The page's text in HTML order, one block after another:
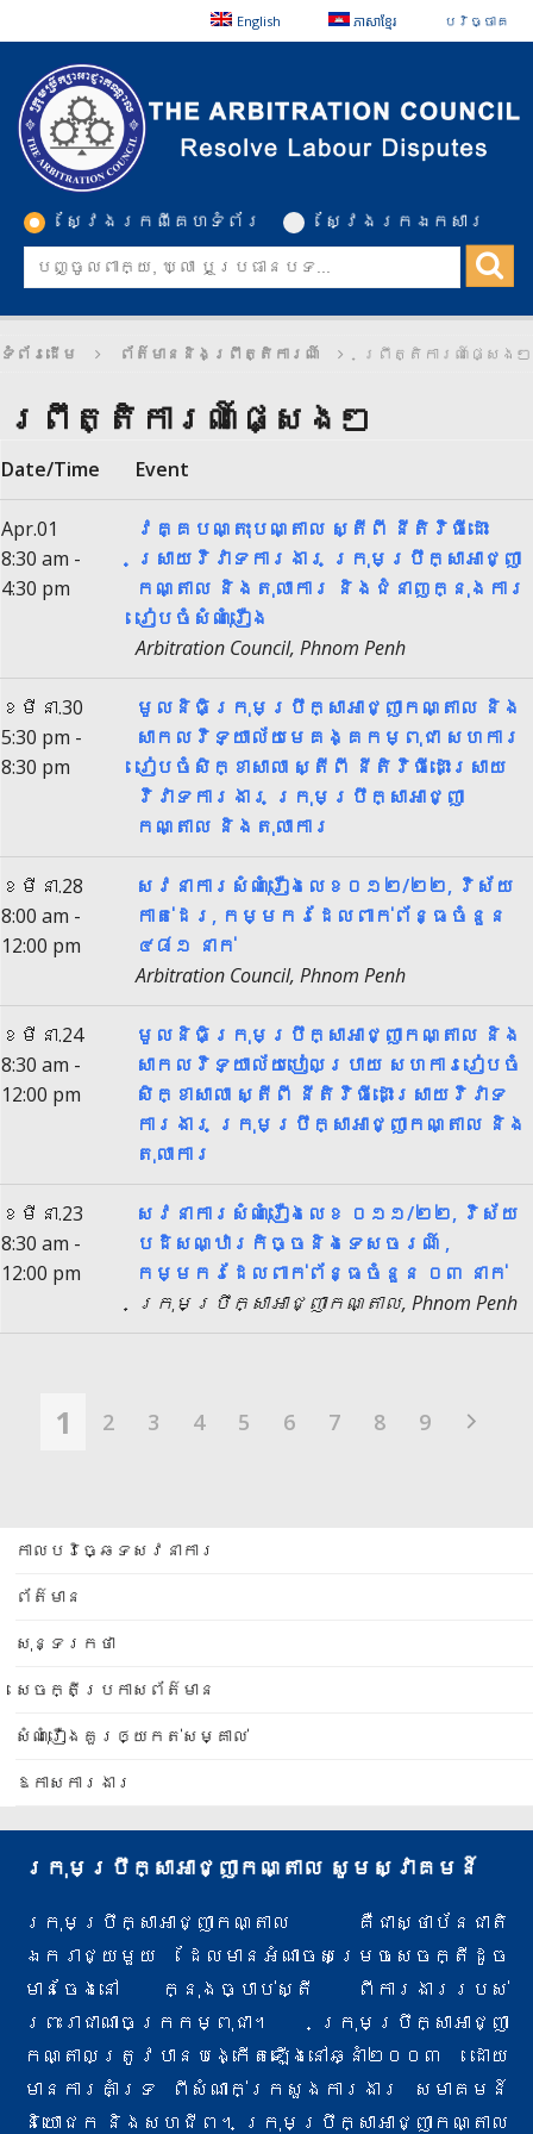
English ភាសាខ្មែរ បរិច្ចាគ
ស្វែងរកពីគេហទំព័រ ស្វែងរកឯកសារ
ទំព័រដើម ព័ត៌មាននិងព្រឹត្តិការណ៍ ព្រឹត្តិការណ៍ផ្សេងៗ
ព្រឹត្តិការណ៍ផ្សេងៗ
Date/Time Event
Apr.01
8:30 am -
4:30 pm
វគ្គបណ្តុះបណ្តាល ស្តីពី នីតិវិធីដោះ
ស្រាយ​វិវាទការងារ ក្រុមប្រឹក្សាអាជ្ញា
កណ្តាល និងតុលាការ និងជំនាញក្នុងការ
រៀបចំសំណុំរឿង
Arbitration Council, Phnom Penh
ខែមីនា.30
5:30 pm -
8:30 pm
មូលនិធិក្រុមប្រឹក្សាអាជ្ញាកណ្តាល និង
សាកលវិទ្យាល័យមេគង្គកម្ពុជា សហការ
រៀបចំសិក្ខាសាលា ស្តីពី នីតិវិធីដោះស្រាយ
វិវាទការងារ ក្រុមប្រឹក្សាអាជ្ញា
កណ្តាល និងតុលាការ
ខែមីនា.28
8:00 am -
12:00 pm
សវនាការសំណុំរឿងលេខ០១២/២២, វិស័យ
កាត់ដេរ, កម្មករដែលពាក់ព័ន្ធចំនួន
៤៨១ នាក់
Arbitration Council, Phnom Penh
ខែមីនា.24
8:30 am -
12:00 pm
មូលនិធិក្រុមប្រឹក្សាអាជ្ញាកណ្តាល និង
សាកលវិទ្យាល័យបៀលប្រាយ សហការរៀបចំ
សិក្ខាសាលា ស្តីពី នីតិវិធីដោះស្រាយវិវាទ
ការងារ ក្រុមប្រឹក្សាអាជ្ញាកណ្តាល និង
តុលាការ
ខែមីនា.23
8:30 am -
12:00 pm
សវនាការសំណុំរឿងលេខ ០១១/២២, វិស័យ
បដិសណ្ឋារកិច្ចនិងទេសចរណ៍ ,
កម្មករដែលពាក់ព័ន្ធចំនួន ០៣ នាក់
ក្រុមប្រឹក្សាអាជ្ញាកណ្តាល, Phnom Penh
1 2 3 4 5 6 7 8 9
កាលបរិច្ឆេទសវនាការ
ព័ត៌មាន
សុន្ទរកថា
សេចក្តីប្រកាសព័ត៌មាន
សំណុំរឿងគួរឲ្យកត់សម្គាល់
ឱកាសការងារ
ក្រុមប្រឹក្សាអាជ្ញាកណ្តាល សូមស្វាគមន៍
ក្រុមប្រឹក្សាអាជ្ញាកណ្តាល គឺជាស្ថាប័នជាតិ
ឯករាជ្យមួយ ដែលមានអំណាចសម្រេចសេចក្តីដូច
មានចែងនៅ ក្នុងច្បាប់ស្តី ពីការងារ​របស់
ព្រះរាជាណាចក្រកម្ពុជា។ ក្រុមប្រឹក្សាអាជ្ញា
កណ្តាលត្រូវបានបង្កើតឡើងនៅឆ្នាំ២០០៣ ដោយ
មានការគាំទ្រ ពីសំណាក់​ក្រសួងការងារ សមាគមន៍
និយោជក និងសហជីព។ ក្រុមប្រឹក្សាអាជ្ញាកណ្តាល